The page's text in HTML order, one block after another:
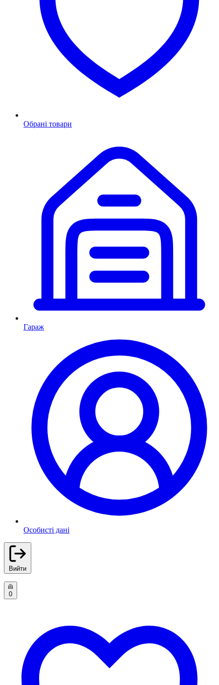
Обрані товари
Гараж
Особисті дані
Вийти
0